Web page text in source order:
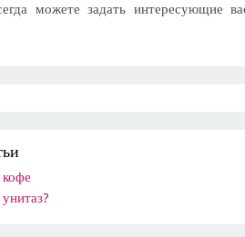
можете задать интересующие